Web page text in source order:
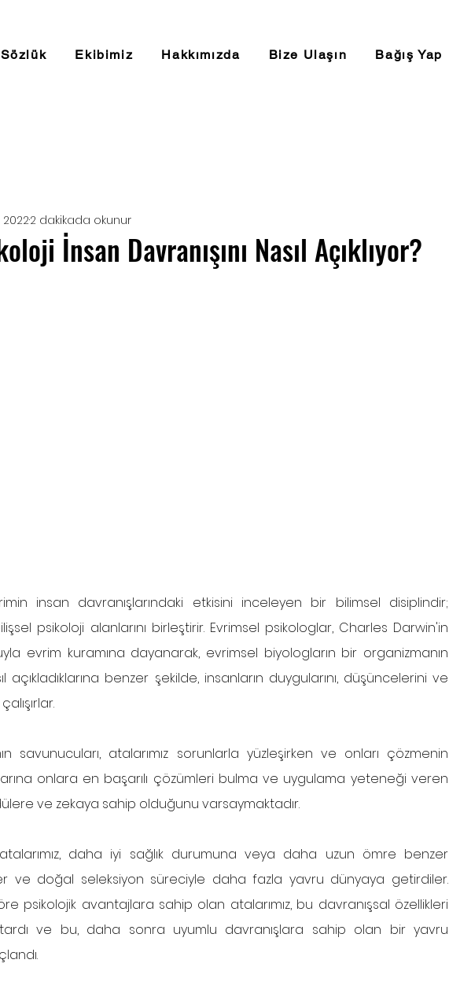
Sözlük Ekibimiz Hakkımızda Bize Ulaşın Bağış Yap
İnsan Davranışını Nasıl Açıklıyor?
20222 dakikada okunur
insan davranışlarındaki etkisini inceleyen bir bilimsel disiplindir;
psikoloji alanlarını birleştirir. Evrimsel psikologlar, Charles Darwin'in
evrim kuramına dayanarak, evrimsel biyologların bir organizmanın
açıkladıklarına benzer şekilde, insanların duygularını, düşüncelerini ve
savunucuları, atalarımız sorunlarla yüzleşirken ve onları çözmenin
onlara en başarılı çözümleri bulma ve uygulama yeteneği veren
ve zekaya sahip olduğunu varsaymaktadır.
daha iyi sağlık durumuna veya daha uzun ömre benzer
ve doğal seleksiyon süreciyle daha fazla yavru dünyaya getirdiler.
psikolojik avantajlara sahip olan atalarımız, bu davranışsal özellikleri
ve bu, daha sonra uyumlu davranışlara sahip olan bir yavru